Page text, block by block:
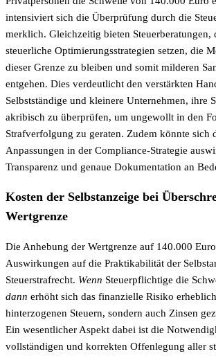
intensiviert sich die Überprüfung durch die
merklich. Gleichzeitig bieten Steuerberatungen,
steuerliche Optimierungsstrategien setzen, die
dieser Grenze zu bleiben und somit milderen
entgehen. Dies verdeutlicht den verstärkten
Selbstständige und kleinere Unternehmen, ihre
akribisch zu überprüfen, um ungewollt in den
Strafverfolgung zu geraten. Zudem könnte sich
Anpassungen in der Compliance-Strategie
Transparenz und genaue Dokumentation an
Kosten der Selbstanzeige bei
Wertgrenze
Die Anhebung der Wertgrenze auf 140.000
Auswirkungen auf die Praktikabilität der
Steuerstrafrecht. Wenn Steuerpflichtige die
dann erhöht sich das finanzielle Risiko
hinterzogenen Steuern, sondern auch Zinsen
Ein wesentlicher Aspekt dabei ist die
vollständigen und korrekten Offenlegung aller